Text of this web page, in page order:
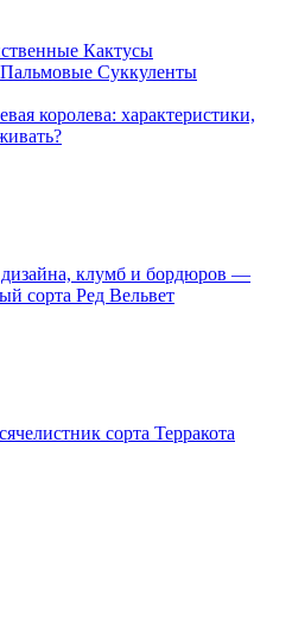
Кактусы
Пальмовые Суккуленты
королева: характеристики,
клумб и бордюров —
сорта Ред Вельвет
сорта Терракота